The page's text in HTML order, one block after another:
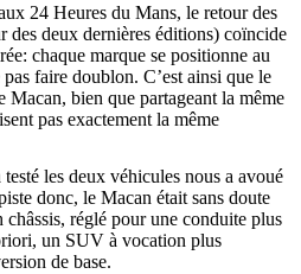
24 Heures du Mans, le retour des
des deux dernières éditions) coïncide
chaque marque se positionne au
faire doublon. C’est ainsi que le
bien que partageant la même
pas exactement la même
les deux véhicules nous a avoué
donc, le Macan était sans doute
châssis, réglé pour une conduite plus
un SUV à vocation plus
de base.